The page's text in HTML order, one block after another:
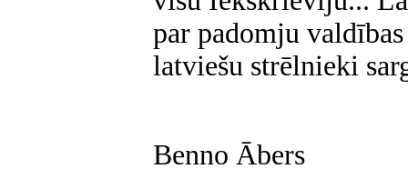
par padomju
latviešu strēlnieki
Benno Ābers